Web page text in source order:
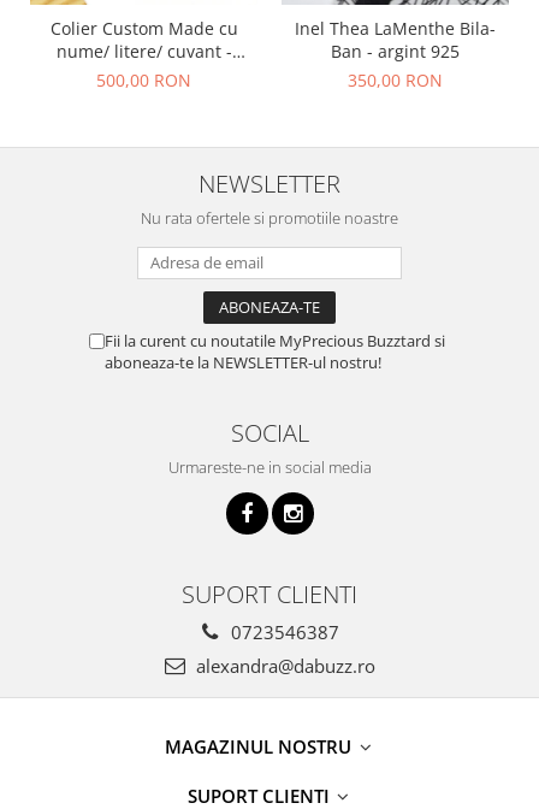
Colier Custom Made cu
nume/ litere/ cuvant -
argint 925
500,00 RON
Inel Thea LaMenthe Bila-
Ban - argint 925
350,00 RON
NEWSLETTER
Nu rata ofertele si promotiile noastre
Fii la curent cu noutatile MyPrecious Buzztard si
aboneaza-te la NEWSLETTER-ul nostru!
SOCIAL
Urmareste-ne in social media
SUPORT CLIENTI
0723546387
alexandra@dabuzz.ro
MAGAZINUL NOSTRU
SUPORT CLIENTI